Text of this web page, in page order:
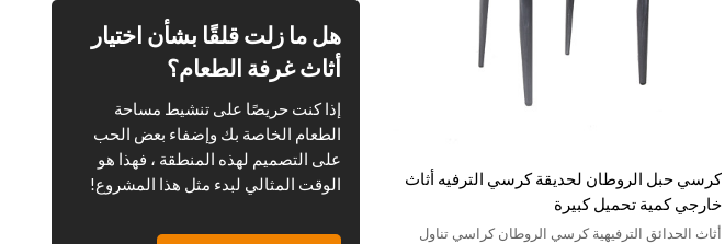
هل ما زلت قلقًا بشأن اختيار
أثاث غرفة الطعام؟
إذا كنت حريصًا على تنشيط مساحة
الطعام الخاصة بك وإضفاء بعض الحب
على التصميم لهذه المنطقة ، فهذا هو
الوقت المثالي لبدء مثل هذا المشروع!
كرسي حبل الروطان لحديقة كرسي الترفيه أثاث
خارجي كمية تحميل كبيرة
أثاث الحدائق الترفيهية كرسي الروطان كراسي تناول